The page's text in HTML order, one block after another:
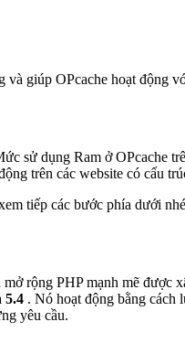
và giúp OPcache hoạt động
sử dụng Ram ở
trên các website có cấu
tiếp các bước phía dưới
mở rộng PHP mạnh mẽ được
5.4 . Nó hoạt động bằng cách
yêu cầu.